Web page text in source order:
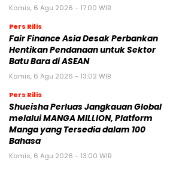
Kamis, 6 Agu 2026 - 17:00 WIB
Pers Rilis
Fair Finance Asia Desak Perbankan
Hentikan Pendanaan untuk Sektor
Batu Bara di ASEAN
Kamis, 6 Agu 2026 - 13:02 WIB
Pers Rilis
Shueisha Perluas Jangkauan Global
melalui MANGA MILLION, Platform
Manga yang Tersedia dalam 100
Bahasa
Kamis, 6 Agu 2026 - 13:00 WIB